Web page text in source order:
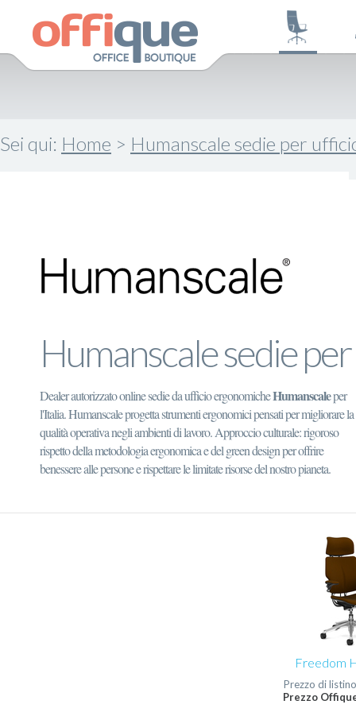
Sei qui: Home > Humanscale sedie per
Humanscale sedie
Dealer autorizzato online sedie da ufficio ergonomicheHumanscaleper
l'Italia. Humanscale progetta strumenti ergonomici pensati per migliorare la
qualità operativa negli ambienti di lavoro. Approccio culturale: rigoroso
rispetto della metodologia ergonomica e del green design per offrire
benessere alle persone e rispettare le limitate risorse del nostro pianeta.
Freedom
Prezzo di
Prezzo